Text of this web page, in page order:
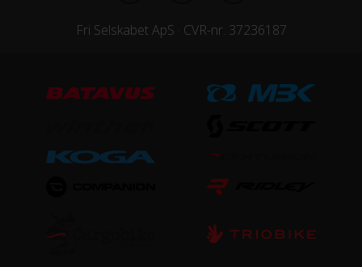
Fri Selskabet ApS · CVR-nr. 37236187